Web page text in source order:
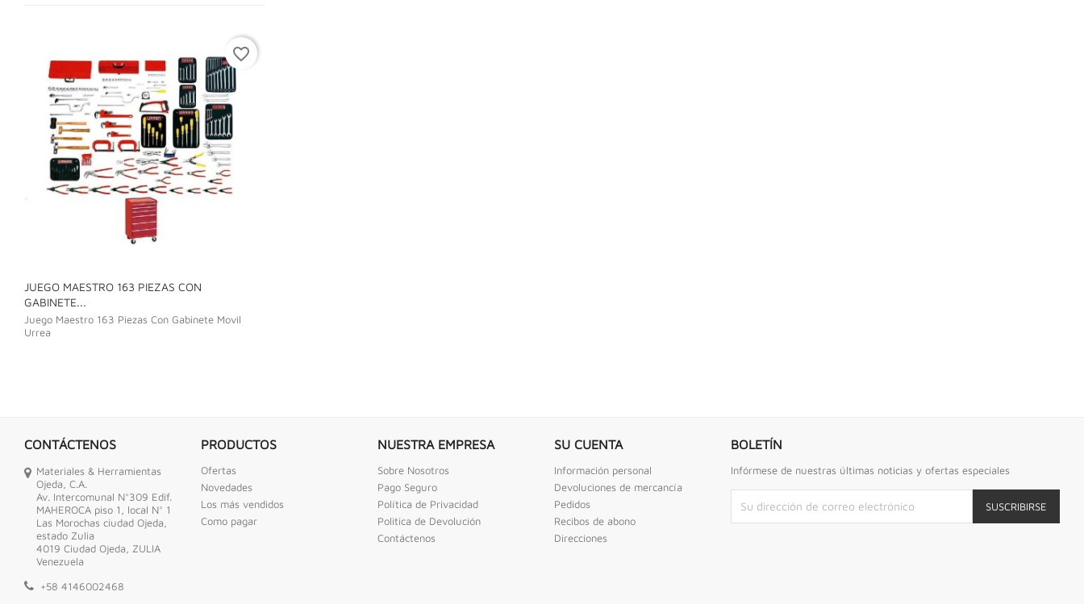
JUEGO MAESTRO 163 PIEZAS CON
GABINETE...
Juego Maestro 163 Piezas Con Gabinete Movil
Urrea
favorite_border
CONTÁCTENOS
Materiales & Herramientas
Ojeda, C.A.
Av. Intercomunal N°309 Edif.
MAHEROCA piso 1, local N° 1
Las Morochas ciudad Ojeda,
estado Zulia
4019 Ciudad Ojeda, ZULIA
Venezuela
+58 4146002468
PRODUCTOS
Ofertas
Novedades
Los más vendidos
Como pagar
NUESTRA EMPRESA
Sobre Nosotros
Pago Seguro
Política de Privacidad
Politica de Devolución
Contáctenos
SU CUENTA
Información personal
Devoluciones de mercancía
Pedidos
Recibos de abono
Direcciones
BOLETÍN
Infórmese de nuestras últimas noticias y ofertas especiales